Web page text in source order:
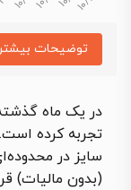
توضیحات بیشتر
تجربه کرده است.
سایز در
(بدون مالیات)